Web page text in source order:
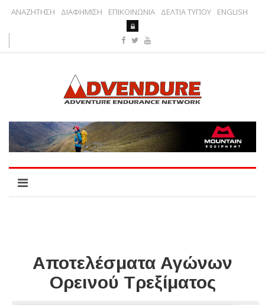
ΑΝΑΖΗΤΗΣΗ ΔΙΑΦΗΜΙΣΗ ΕΠΙΚΟΙΝΩΝΙΑ ΔΕΛΤΙΑ ΤΥΠΟΥ ENGLISH
Αποτελέσματα Αγώνων
Ορεινού Τρεξίματος